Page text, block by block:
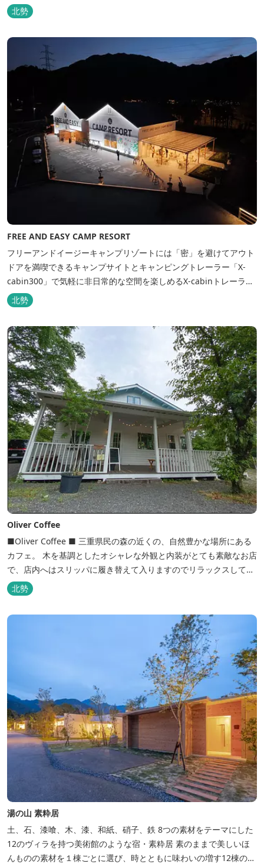
泉・宿泊棟・離れ宿・苺ハウス・ギャラリーなど、様々な『癒し』
と『食』が集結しております。 【『癒し』の追求 】 ◆源泉100%
掛け流し「片岡温泉」 片岡温泉は、地下1,200ｍより湯口で約42℃
北勢
FREE AND EASY CAMP RESORT
フリーアンドイージーキャンプリゾートには「密」を避けてアウト
ドアを満喫できるキャンプサイトとキャンピングトレーラー「X-
cabin300」で気軽に非日常的な空間を楽しめるX-cabinトレーラー
サイト、日帰り手ぶらBBQやドッグラン・ドッグサロン、貸切サウ
ナ施設などを完備、キャンプしながら併設している片岡温泉「アク
北勢
Oliver Coffee
■Oliver Coffee ■ 三重県民の森の近くの、自然豊かな場所にある
カフェ。 木を基調としたオシャレな外観と内装がとても素敵なお店
で、店内へはスリッパに履き替えて入りますのでリラックスして食
事を楽しめます。 席は店内にテーブル席や円卓、外のテラス席など
があり、お子様連れでも入りやすく居心地がいいカフェです。 森の
北勢
湯の山 素粋居
土、石、漆喰、木、漆、和紙、硝子、鉄 8つの素材をテーマにした
12のヴィラを持つ美術館のような宿・素粋居 素のままで美しいほ
んものの素材を１棟ごとに選び、時とともに味わいの増す12棟のヴ